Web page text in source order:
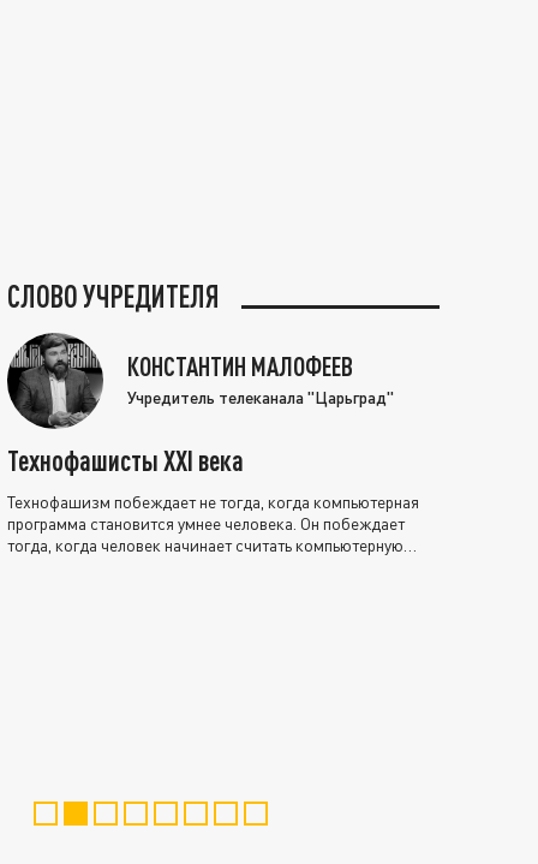
СЛОВО УЧРЕДИТЕЛЯ
КОНСТАНТИН МАЛОФЕЕВ
Учредитель телеканала "Царьград"
Технофашисты XXI века
Технофашизм побеждает не тогда, когда компьютерная
программа становится умнее человека. Он побеждает
тогда, когда человек начинает считать компьютерную